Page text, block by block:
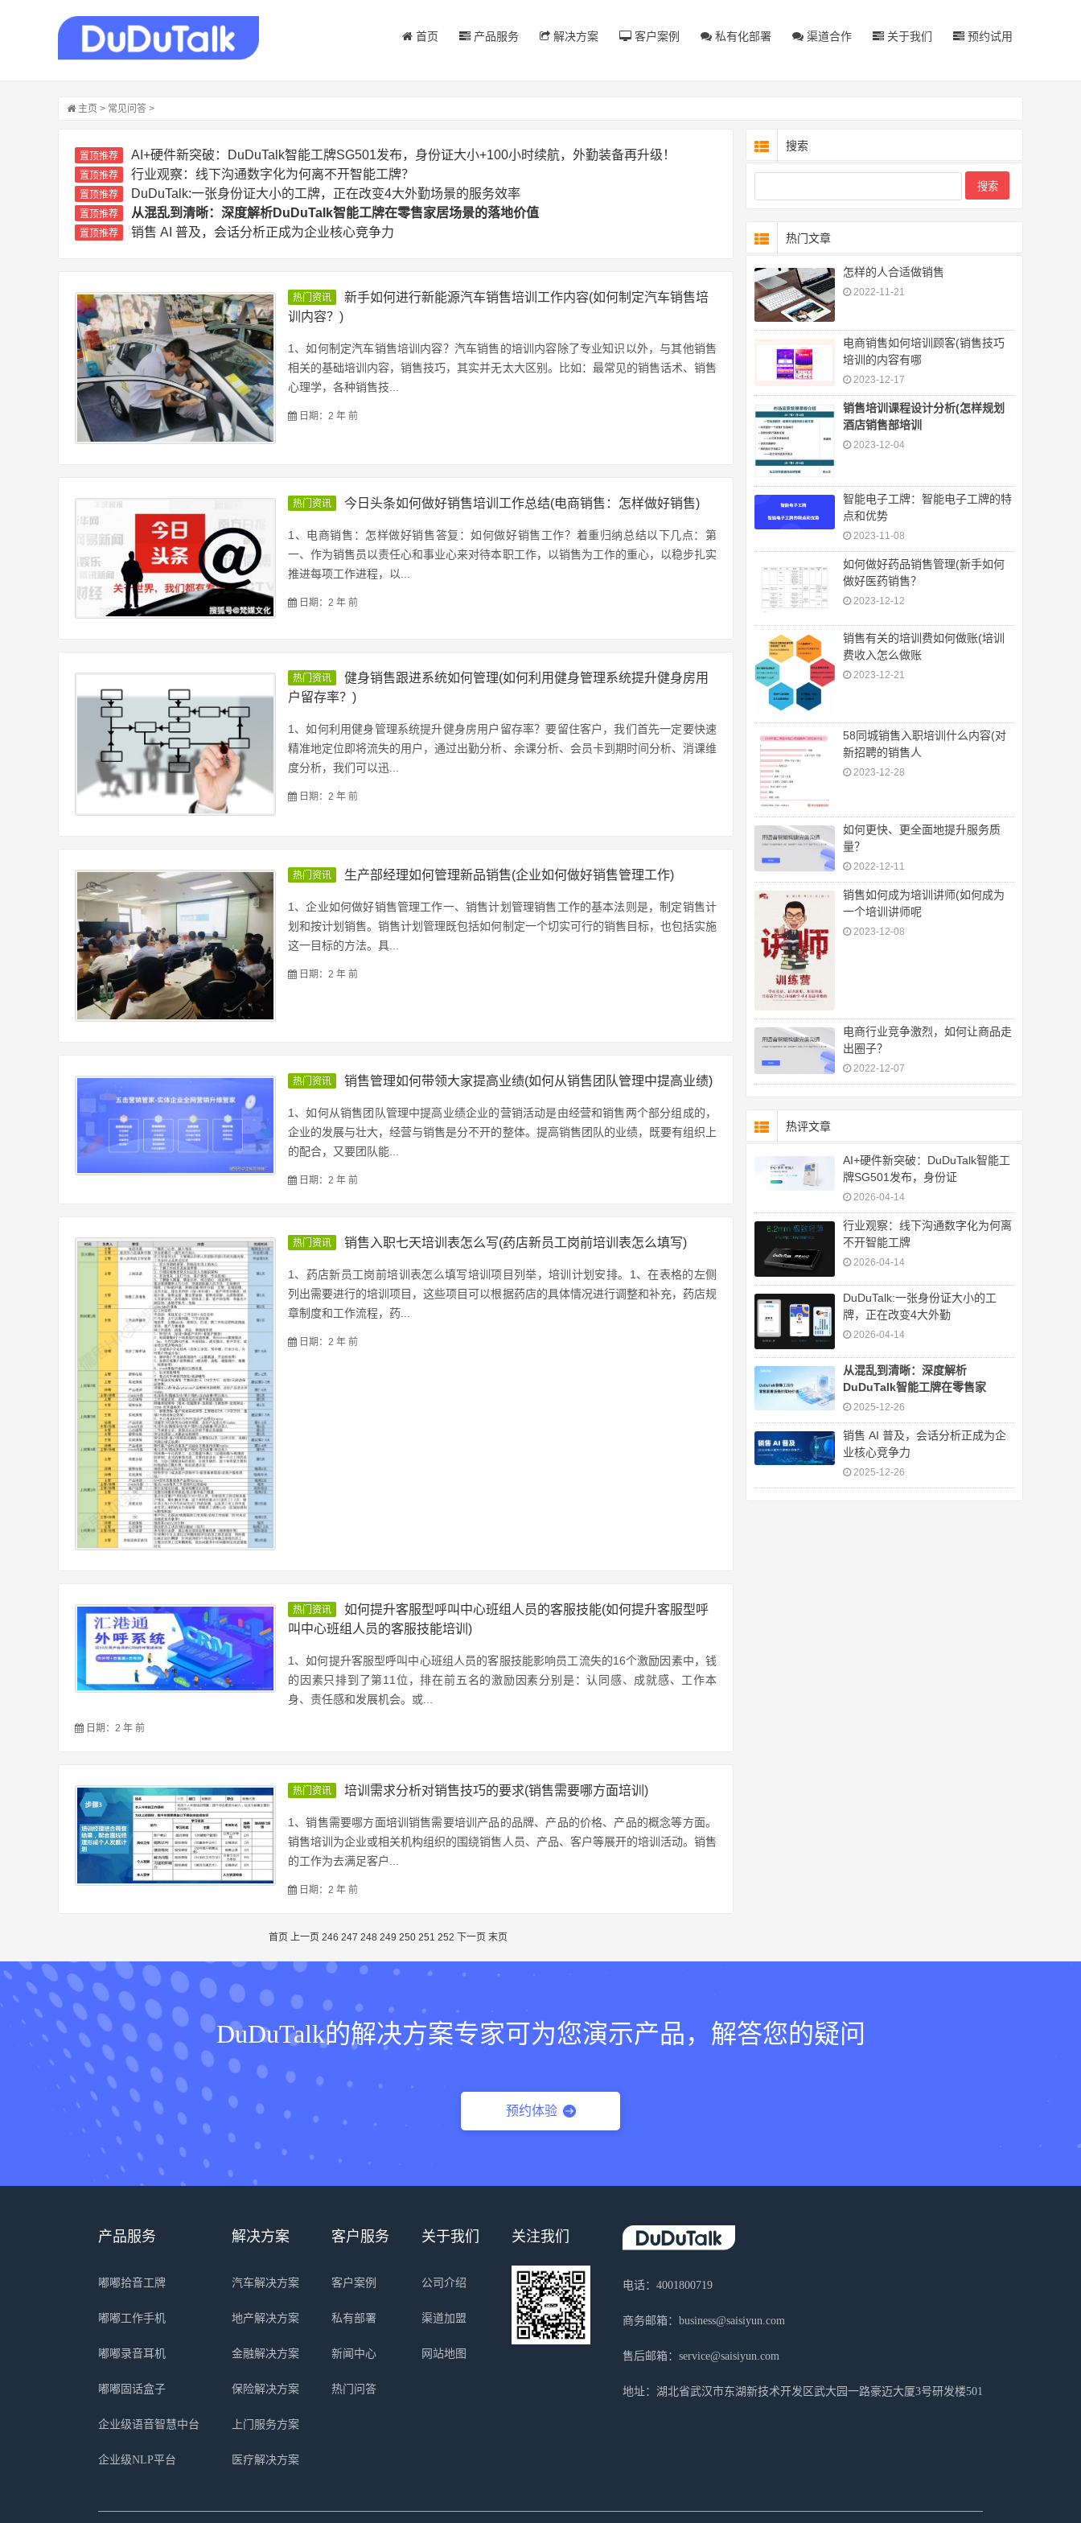
首页 产品服务 解决方案 客户案例 私有化部署 渠道合作 关于我们 预约试用
主页 > 常见问答 >
置顶推荐 AI+硬件新突破：DuDuTalk智能工牌SG501发布，身份证大小+100小时续航，外勤装备再升级！
置顶推荐 行业观察：线下沟通数字化为何离不开智能工牌？
置顶推荐 DuDuTalk:一张身份证大小的工牌，正在改变4大外勤场景的服务效率
置顶推荐 从混乱到清晰：深度解析DuDuTalk智能工牌在零售家居场景的落地价值
置顶推荐 销售 AI 普及，会话分析正成为企业核心竞争力
热门资讯
新手如何进行新能源汽车销售培训工作内容(如何制定汽车销售培
训内容？)
1、如何制定汽车销售培训内容？汽车销售的培训内容除了专业知识以外，与其他销售
相关的基础培训内容，销售技巧，其实并无太大区别。比如：最常见的销售话术、销售
心理学，各种销售技...
日期：2 年 前
热门资讯 今日头条如何做好销售培训工作总结(电商销售：怎样做好销售)
1、电商销售：怎样做好销售答复：如何做好销售工作？着重归纳总结以下几点：第
一、作为销售员以责任心和事业心来对待本职工作，以销售为工作的重心，以稳步扎实
推进每项工作进程，以...
日期：2 年 前
热门资讯
健身销售跟进系统如何管理(如何利用健身管理系统提升健身房用
户留存率？)
1、如何利用健身管理系统提升健身房用户留存率？要留住客户，我们首先一定要快速
精准地定位即将流失的用户，通过出勤分析、余课分析、会员卡到期时间分析、消课维
度分析，我们可以迅...
日期：2 年 前
热门资讯 生产部经理如何管理新品销售(企业如何做好销售管理工作)
1、企业如何做好销售管理工作一、销售计划管理销售工作的基本法则是，制定销售计
划和按计划销售。销售计划管理既包括如何制定一个切实可行的销售目标，也包括实施
这一目标的方法。具...
日期：2 年 前
热门资讯 销售管理如何带领大家提高业绩(如何从销售团队管理中提高业绩)
1、如何从销售团队管理中提高业绩企业的营销活动是由经营和销售两个部分组成的，
企业的发展与壮大，经营与销售是分不开的整体。提高销售团队的业绩，既要有组织上
的配合，又要团队能...
日期：2 年 前
热门资讯 销售入职七天培训表怎么写(药店新员工岗前培训表怎么填写)
1、药店新员工岗前培训表怎么填写培训项目列举，培训计划安排。1、在表格的左侧
列出需要进行的培训项目，这些项目可以根据药店的具体情况进行调整和补充，药店规
章制度和工作流程，药...
日期：2 年 前
热门资讯
如何提升客服型呼叫中心班组人员的客服技能(如何提升客服型呼
叫中心班组人员的客服技能培训)
1、如何提升客服型呼叫中心班组人员的客服技能影响员工流失的16个激励因素中，钱
的因素只排到了第11位，排在前五名的激励因素分别是：认同感、成就感、工作本
身、责任感和发展机会。或...
日期：2 年 前
热门资讯 培训需求分析对销售技巧的要求(销售需要哪方面培训)
1、销售需要哪方面培训销售需要培训产品的品牌、产品的价格、产品的概念等方面。
销售培训为企业或相关机构组织的围绕销售人员、产品、客户等展开的培训活动。销售
的工作为去满足客户...
日期：2 年 前
首页 上一页 246 247 248 249 250 251 252 下一页 末页
搜索
热门文章
怎样的人合适做销售
2022-11-21
电商销售如何培训顾客(销售技巧
培训的内容有哪
2023-12-17
销售培训课程设计分析(怎样规划
酒店销售部培训
2023-12-04
智能电子工牌：智能电子工牌的特
点和优势
2023-11-08
如何做好药品销售管理(新手如何
做好医药销售？
2023-12-12
销售有关的培训费如何做账(培训
费收入怎么做账
2023-12-21
58同城销售入职培训什么内容(对
新招聘的销售人
2023-12-28
如何更快、更全面地提升服务质
量？
2022-12-11
销售如何成为培训讲师(如何成为
一个培训讲师呢
2023-12-08
电商行业竞争激烈，如何让商品走
出圈子？
2022-12-07
热评文章
AI+硬件新突破：DuDuTalk智能工
牌SG501发布，身份证
2026-04-14
行业观察：线下沟通数字化为何离
不开智能工牌
2026-04-14
DuDuTalk:一张身份证大小的工
牌，正在改变4大外勤
2026-04-14
从混乱到清晰：深度解析
DuDuTalk智能工牌在零售家
2025-12-26
销售 AI 普及，会话分析正成为企
业核心竞争力
2025-12-26
DuDuTalk的解决方案专家可为您演示产品，解答您的疑问
预约体验
产品服务
嘟嘟拾音工牌
嘟嘟工作手机
嘟嘟录音耳机
嘟嘟固话盒子
企业级语音智慧中台
企业级NLP平台
解决方案
汽车解决方案
地产解决方案
金融解决方案
保险解决方案
上门服务方案
医疗解决方案
客户服务
客户案例
私有部署
新闻中心
热门问答
关于我们
公司介绍
渠道加盟
网站地图
关注我们
电话：4001800719
商务邮箱：business@saisiyun.com
售后邮箱：service@saisiyun.com
地址：湖北省武汉市东湖新技术开发区武大园一路豪迈大厦3号研发楼501